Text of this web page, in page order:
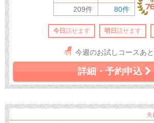
209件 80件
今日 話せます 明日 話せます
今週のお試しコースあと
詳細・予約申込
夫